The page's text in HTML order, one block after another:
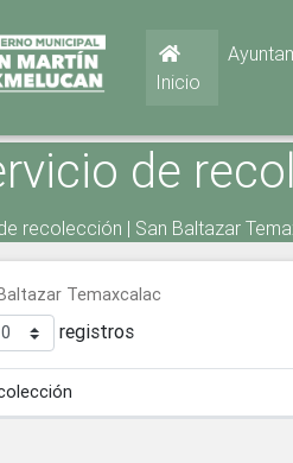
Inicio
de
recolección | San Baltazar
Temaxcalac
registros